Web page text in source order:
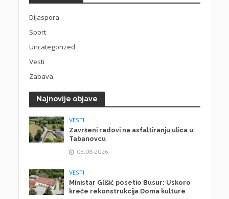
Dijaspora
Sport
Uncategorized
Vesti
Zabava
Najnovije objave
VESTI
Završeni radovi na asfaltiranju ulica u
Tabanovcu
03.08.2026.
VESTI
Ministar Glišić posetio Busur: Uskoro
kreće rekonstrukcija Doma kulture